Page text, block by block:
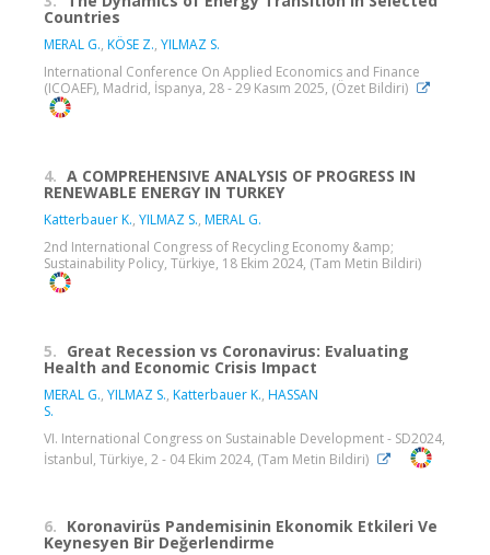
Countries
MERAL G., KÖSE Z., YILMAZ S.
International Conference On Applied Economics and Finance
(ICOAEF), Madrid, İspanya, 28 - 29 Kasım 2025, (Özet Bildiri)
4. A COMPREHENSIVE ANALYSIS OF PROGRESS IN
RENEWABLE ENERGY IN TURKEY
Katterbauer K., YILMAZ S., MERAL G.
2nd International Congress of Recycling Economy &amp;
Sustainability Policy, Türkiye, 18 Ekim 2024, (Tam Metin Bildiri)
5. Great Recession vs Coronavirus: Evaluating
Health and Economic Crisis Impact
MERAL G., YILMAZ S., Katterbauer K., HASSAN
S.
VI. International Congress on Sustainable Development - SD2024,
İstanbul, Türkiye, 2 - 04 Ekim 2024, (Tam Metin Bildiri)
6. Koronavirüs Pandemisinin Ekonomik Etkileri Ve
Keynesyen Bir Değerlendirme